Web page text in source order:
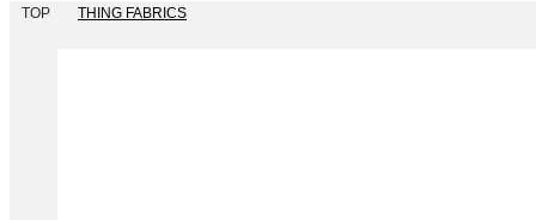
TOP THING FABRICS